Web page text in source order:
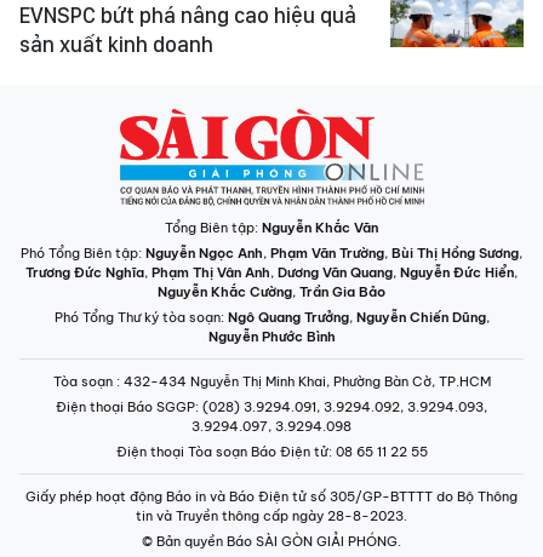
EVNSPC bứt phá nâng cao hiệu quả
sản xuất kinh doanh
Tổng Biên tập: Nguyễn Khắc Văn
Phó Tổng Biên tập: Nguyễn Ngọc Anh, Phạm Văn Trường, Bùi Thị Hồng Sương,
Trương Đức Nghĩa, Phạm Thị Vân Anh, Dương Văn Quang, Nguyễn Đức Hiển,
Nguyễn Khắc Cường, Trần Gia Bảo
Phó Tổng Thư ký tòa soạn: Ngô Quang Trưởng, Nguyễn Chiến Dũng,
Nguyễn Phước Bình
Tòa soạn : 432-434 Nguyễn Thị Minh Khai, Phường Bàn Cờ, TP.HCM
Điện thoại Báo SGGP: (028) 3.9294.091, 3.9294.092, 3.9294.093,
3.9294.097, 3.9294.098
Điện thoại Tòa soạn Báo Điện tử: 08 65 11 22 55
Giấy phép hoạt động Báo in và Báo Điện tử số 305/GP-BTTTT do Bộ Thông
tin và Truyền thông cấp ngày 28-8-2023.
© Bản quyền Báo SÀI GÒN GIẢI PHÓNG.